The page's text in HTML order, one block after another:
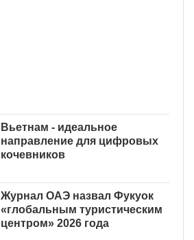
Вьетнам - идеальное
направление для цифровых
кочевников
Журнал ОАЭ назвал Фукуок
«глобальным туристическим
центром» 2026 года